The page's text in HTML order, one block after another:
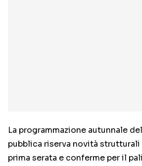
La programmazione autunnale
pubblica riserva novità strutturali
prima serata e conferme per il